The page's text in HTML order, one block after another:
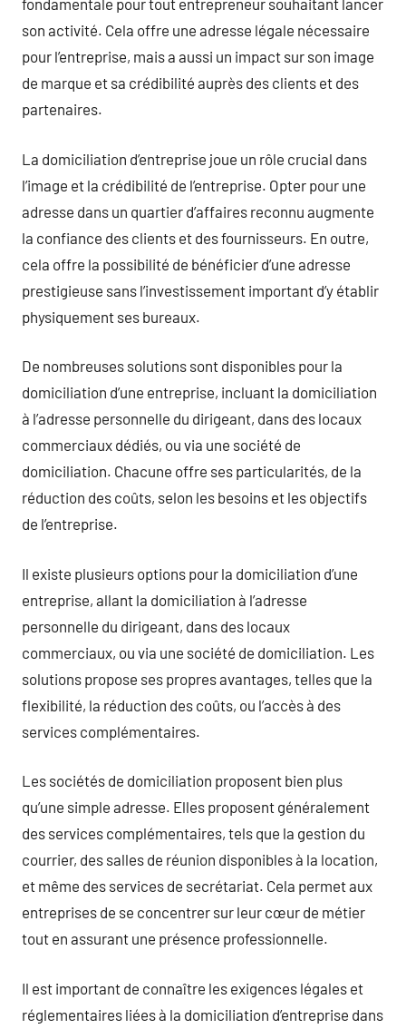
fondamentale pour tout entrepreneur souhaitant lancer
son activité. Cela offre une adresse légale nécessaire
pour l’entreprise, mais a aussi un impact sur son image
de marque et sa crédibilité auprès des clients et des
partenaires.
La domiciliation d’entreprise joue un rôle crucial dans
l’image et la crédibilité de l’entreprise. Opter pour une
adresse dans un quartier d’affaires reconnu augmente
la confiance des clients et des fournisseurs. En outre,
cela offre la possibilité de bénéficier d’une adresse
prestigieuse sans l’investissement important d’y établir
physiquement ses bureaux.
De nombreuses solutions sont disponibles pour la
domiciliation d’une entreprise, incluant la domiciliation
à l’adresse personnelle du dirigeant, dans des locaux
commerciaux dédiés, ou via une société de
domiciliation. Chacune offre ses particularités, de la
réduction des coûts, selon les besoins et les objectifs
de l’entreprise.
Il existe plusieurs options pour la domiciliation d’une
entreprise, allant la domiciliation à l’adresse
personnelle du dirigeant, dans des locaux
commerciaux, ou via une société de domiciliation. Les
solutions propose ses propres avantages, telles que la
flexibilité, la réduction des coûts, ou l’accès à des
services complémentaires.
Les sociétés de domiciliation proposent bien plus
qu’une simple adresse. Elles proposent généralement
des services complémentaires, tels que la gestion du
courrier, des salles de réunion disponibles à la location,
et même des services de secrétariat. Cela permet aux
entreprises de se concentrer sur leur cœur de métier
tout en assurant une présence professionnelle.
Il est important de connaître les exigences légales et
réglementaires liées à la domiciliation d’entreprise dans